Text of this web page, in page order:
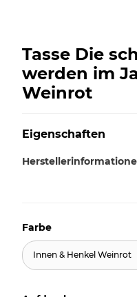
Tasse Die
werden im
Weinrot
Eigenschaften
Farbe
Innen & Henkel Weinrot